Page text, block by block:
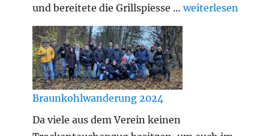
und bereitete die Grillspiesse …weiterlesen
Braunkohlwanderung 2024
Da viele aus dem Verein keinen